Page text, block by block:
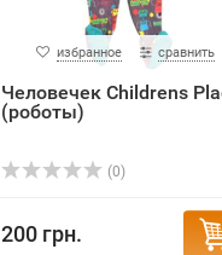
избранное сравнить
Человечек Childrens
(роботы)
(0)
200 грн.